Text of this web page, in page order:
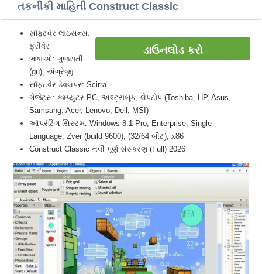
તકનીકી માહિતી Construct Classic
ડાઉનલોડ કરો
સૉફ્ટવેર લાઇસન્સ:
ફ્રીવેર
ભાષાઓ: ગુજરાતીં
(gu), અંગ્રેજી
સૉફ્ટવેર ડેવલપર: Scirra
ગેજેટ્સ: કમ્પ્યુટર PC, અલ્ટ્રાબૂક, લેપટોપ (Toshiba, HP, Asus,
Samsung, Acer, Lenovo, Dell, MSI)
ઑપરેટિંગ સિસ્ટમ: Windows 8.1 Pro, Enterprise, Single
Language, Zver (build 9600), (32/64 બીટ), x86
Construct Classic નવી પૂર્ણ સંસ્કરણ (Full) 2026